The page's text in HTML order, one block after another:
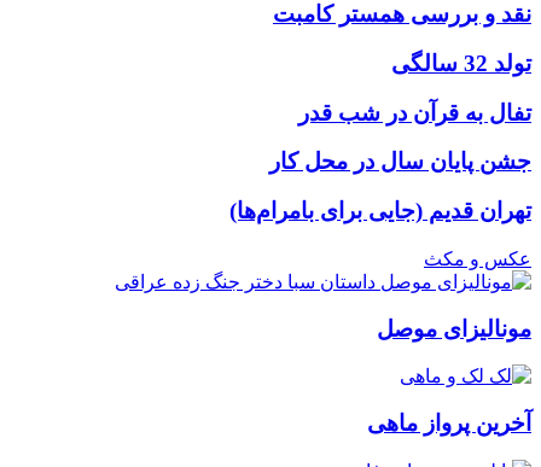
نقد و بررسی همستر کامبت
تولد 32 سالگی
تفال به قرآن در شب قدر
جشن پایان سال در محل کار
تهران قدیم (جایی برای بامرام‌ها)
عکس و مکث
مونالیزای موصل
آخرین پرواز ماهی